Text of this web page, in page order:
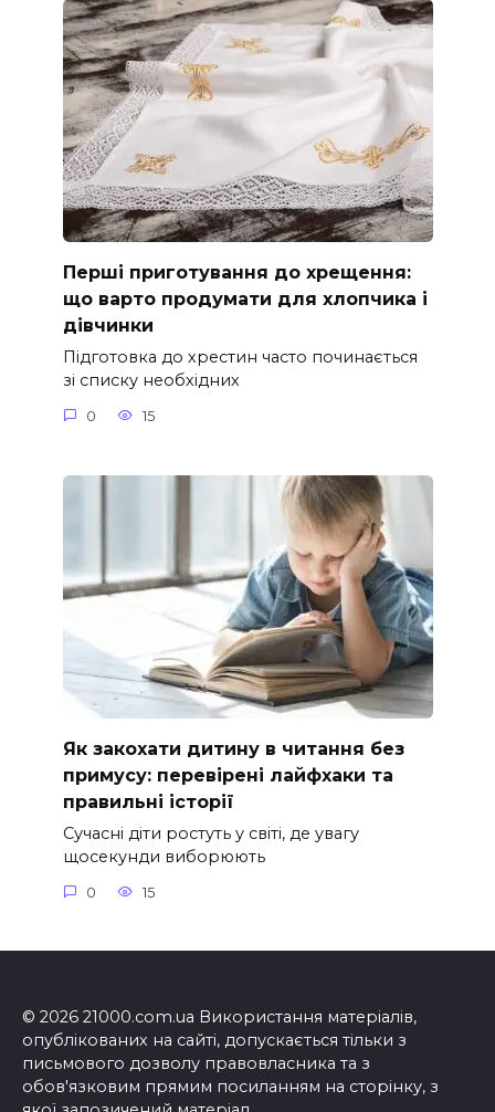
Перші приготування до хрещення:
що варто продумати для хлопчика і
дівчинки
Підготовка до хрестин часто починається
зі списку необхідних
0 15
Як закохати дитину в читання без
примусу: перевірені лайфхаки та
правильні історії
Сучасні діти ростуть у світі, де увагу
щосекунди виборюють
0 15
© 2026 21000.com.ua Використання матеріалів,
опублікованих на сайті, допускається тільки з
письмового дозволу правовласника та з
обов'язковим прямим посиланням на сторінку, з